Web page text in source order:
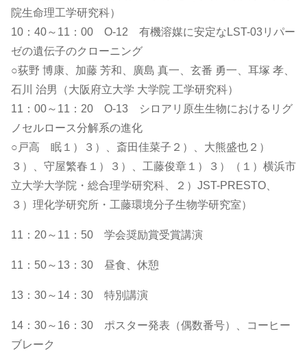
院生命理工学研究科）
10：40～11：00 O-12 有機溶媒に安定なLST-03リパー
ゼの遺伝子のクローニング
○荻野 博康、加藤 芳和、廣島 真一、玄番 勇一、耳塚 孝、
石川 治男（大阪府立大学 大学院 工学研究科）
11：00～11：20 O-13 シロアリ原生生物におけるリグ
ノセルロース分解系の進化
○戸高 眠１）３）、斎田佳菜子２）、大熊盛也２）
３）、守屋繁春１）３）、工藤俊章１）３）（１）横浜市
立大学大学院・総合理学研究科、２）JST-PRESTO、
３）理化学研究所・工藤環境分子生物学研究室）
11：20～11：50 学会奨励賞受賞講演
11：50～13：30 昼食、休憩
13：30～14：30 特別講演
14：30～16：30 ポスター発表（偶数番号）、コーヒー
ブレーク